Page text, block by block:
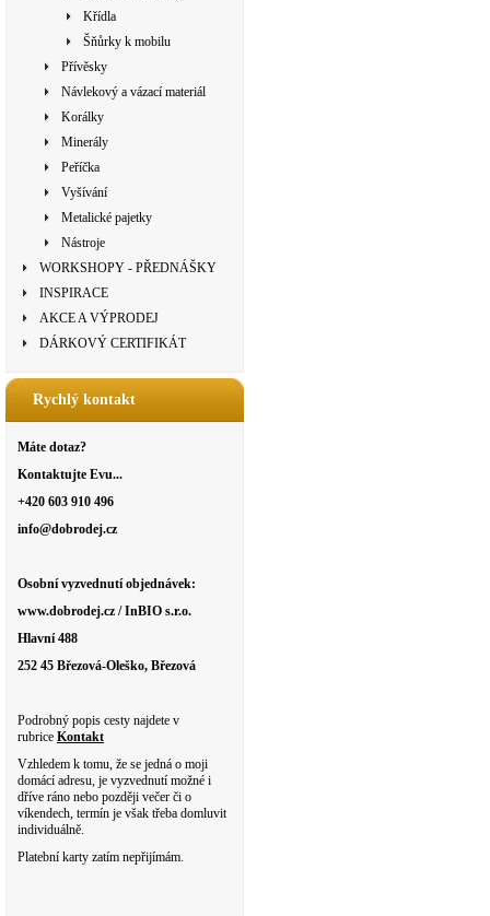
Křídla
Šňůrky k mobilu
Přívěsky
Návlekový a vázací materiál
Korálky
Minerály
Peříčka
Vyšívání
Metalické pajetky
Nástroje
WORKSHOPY - PŘEDNÁŠKY
INSPIRACE
AKCE A VÝPRODEJ
DÁRKOVÝ CERTIFIKÁT
Rychlý kontakt
Máte dotaz?
Kontaktujte Evu...
+420 603 910 496
info@dobrodej.cz
Osobní vyzvednutí objednávek:
www.dobrodej.cz / InBIO s.r.o.
Hlavní 488
252 45 Březová-Oleško, Březová
Podrobný popis cesty najdete v
rubrice Kontakt
Vzhledem k tomu, že se jedná o moji
domácí adresu, je vyzvednutí možné i
dříve ráno nebo později večer či o
víkendech, termín je však třeba domluvit
individuálně.
Platební karty zatím nepřijímám.